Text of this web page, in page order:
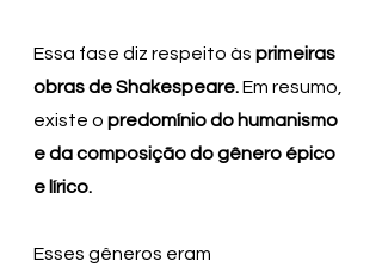
Essa fase diz respeito às primeiras
obras de Shakespeare. Em resumo,
existe o predomínio do humanismo
e da composição do gênero épico
e lírico.
Esses gêneros eram